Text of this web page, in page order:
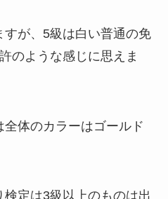
すが、5級は白い普通の免
のような感じに思えま
全体のカラーはゴールド
定は3級以上のものは出